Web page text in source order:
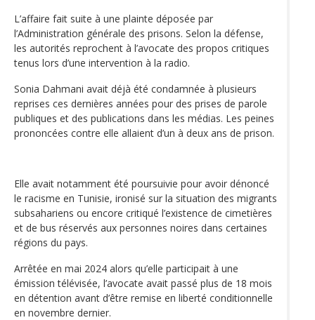
L’affaire fait suite à une plainte déposée par
l’Administration générale des prisons. Selon la défense,
les autorités reprochent à l’avocate des propos critiques
tenus lors d’une intervention à la radio.
Sonia Dahmani avait déjà été condamnée à plusieurs
reprises ces dernières années pour des prises de parole
publiques et des publications dans les médias. Les peines
prononcées contre elle allaient d’un à deux ans de prison.
Elle avait notamment été poursuivie pour avoir dénoncé
le racisme en Tunisie, ironisé sur la situation des migrants
subsahariens ou encore critiqué l’existence de cimetières
et de bus réservés aux personnes noires dans certaines
régions du pays.
Arrêtée en mai 2024 alors qu’elle participait à une
émission télévisée, l’avocate avait passé plus de 18 mois
en détention avant d’être remise en liberté conditionnelle
en novembre dernier.